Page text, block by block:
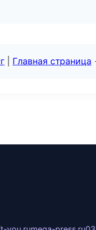
Главная страница